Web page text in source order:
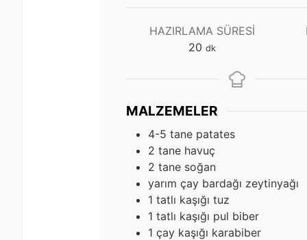
HAZIRLAMA SÜRESI
20 dakika
dk
MALZEMELER
4-5 tane patates
2 tane havuç
2 tane soğan
yarım çay bardağı zeytinyağı
1 tatlı kaşığı tuz
1 tatlı kaşığı pul biber
1 çay kaşığı karabiber